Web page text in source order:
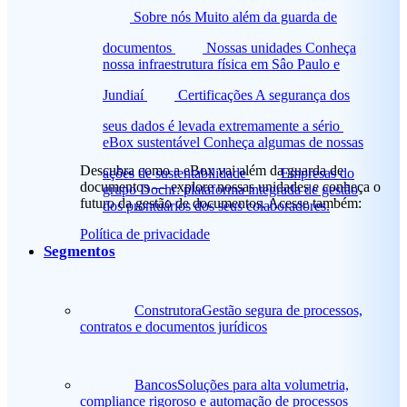
Sobre nós Muito além da guarda de
documentos
Nossas unidades Conheça
nossa infraestrutura física em Sâo Paulo e
Jundiaí
Certificações A segurança dos
seus dados é levada extremamente a sério
eBox sustentável Conheça algumas de nossas
ações de sustentabilidade
Empresas do
grupo Dochr: plataforma integrada de gestão
dos prontuários dos seus colaboradores.
Descubra como a eBox vai além da guarda de
documentos — explore nossas unidades e conheça o
futuro da gestão de documentos. Acesse também:
Política de privacidade
Segmentos
ConstrutoraGestão segura de processos,
contratos e documentos jurídicos
BancosSoluções para alta volumetria,
compliance rigoroso e automação de processos